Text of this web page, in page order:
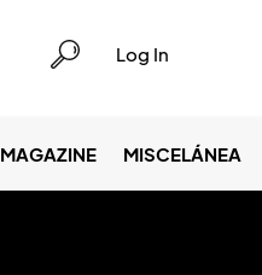
Log In
MAGAZINE MISCELÁNEA